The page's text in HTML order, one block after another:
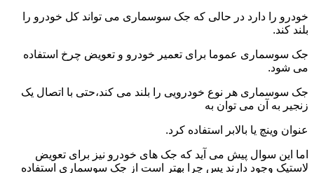
خودرو را دارد در حالی که جک سوسماری می تواند کل خودرو را
بلند کند.
جک سوسماری عموما برای تعمیر خودرو و تعویض چرخ استفاده
می شود.
جک سوسماری هر نوع خودرویی را بلند می کند،حتی با اتصال یک
زنجیر به آن می توان به
عنوان وینچ یا بالابر استفاده کرد.
اما این سوال پیش می آید که جک های خودرو نیز برای تعویض
لاستیک وجود دارند پس چرا بهتر است از جک سوسماری استفاده